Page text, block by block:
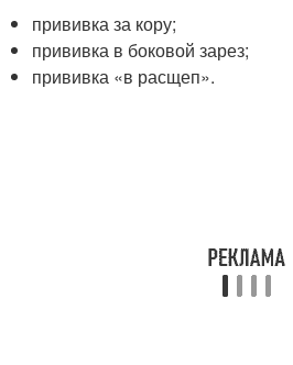
прививка за кору;
прививка в боковой зарез;
прививка «в расщеп».